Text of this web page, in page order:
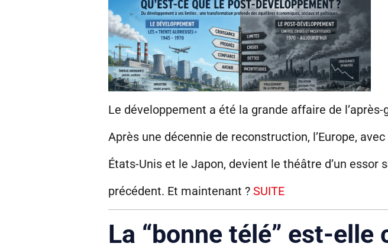
Le développement a été la grande affaire de l’après-
Après une décennie de reconstruction, l’Europe,
États-Unis et le Japon, devient le théâtre d’un essor
précédent. Et maintenant ? SUITE
La “bonne télé” est-elle